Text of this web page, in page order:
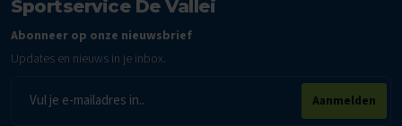
Sportservice De Vallei
Abonneer op onze nieuwsbrief
Updates en nieuws in je inbox.
mailadres
Aanmelden